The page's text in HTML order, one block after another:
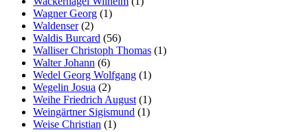
Wagner Georg (1)
Waldenser(2)
Waldis Burcard (56)
Walliser Christoph Thomas (1)
Walter Johann (6)
Wedel Georg Wolfgang (1)
Wegelin Josua (2)
Weihe Friedrich August (1)
Weingärtner Sigismund (1)
Weise Christian (1)